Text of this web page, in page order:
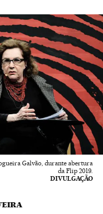
Galvão, durante abertura
da Flip 2019.
DIVULGAÇÃO